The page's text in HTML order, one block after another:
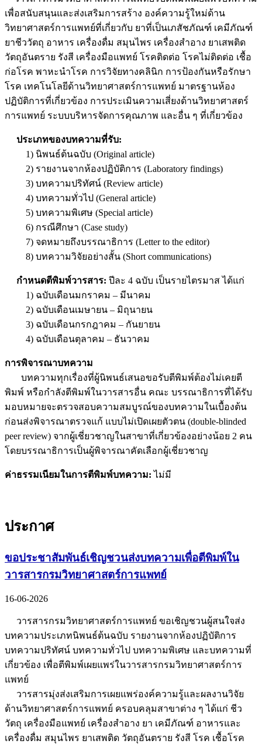
เพื่อสนับสนุนและส่งเสริมการสร้าง องค์ความรู้ใหม่ด้าน
วิทยาศาสตร์การแพทย์ที่เกี่ยวกับ ยาที่เป็นเภสัชภัณฑ์ เคมีภัณฑ์
ยาชีววัตถุ อาหาร เครื่องดื่ม สมุนไพร เครื่องสำอาง ยาเสพติด
วัตถุอันตราย รังสี เครื่องมือแพทย์ โรคติดต่อ โรคไม่ติดต่อ เชื้อ
ก่อโรค พาหะนำโรค การวิจัยทางคลินิก การป้องกันหรือรักษา
โรค เทคโนโลยีด้านวิทยาศาสตร์การแพทย์ มาตรฐานห้อง
ปฏิบัติการที่เกี่ยวข้อง การประเมินความเสี่ยงด้านวิทยาศาสตร์
การแพทย์ ระบบบริหารจัดการคุณภาพ และอื่น ๆ ที่เกี่ยวข้อง
ประเภทของบทความที่รับ:
1) นิพนธ์ต้นฉบับ (Original article)
2) รายงานจากห้องปฏิบัติการ (Laboratory findings)
3) บทความปริทัศน์ (Review article)
4) บทความทั่วไป (General article)
5) บทความพิเศษ (Special article)
6) กรณีศึกษา (Case study)
7) จดหมายถึงบรรณาธิการ (Letter to the editor)
8) บทความวิจัยอย่างสั้น (Short communications)
กำหนดตีพิมพ์วารสาร: ปีละ 4 ฉบับ เป็นรายไตรมาส ได้แก่
1) ฉบับเดือนมกราคม – มีนาคม
2) ฉบับเดือนเมษายน – มิถุนายน
3) ฉบับเดือนกรกฎาคม – กันยายน
4) ฉบับเดือนตุลาคม – ธันวาคม
การพิจารณาบทความ
บทความทุกเรื่องที่ผู้นิพนธ์เสนอขอรับตีพิมพ์ต้องไม่เคยตี
พิมพ์ หรือกำลังตีพิมพ์ในวารสารอื่น คณะ บรรณาธิการที่ได้รับ
มอบหมายจะตรวจสอบความสมบูรณ์ของบทความในเบื้องต้น
ก่อนส่งพิจารณาตรวจแก้ แบบไม่เปิดเผยตัวตน (double-blinded
peer review) จากผู้เชี่ยวชาญในสาขาที่เกี่ยวข้องอย่างน้อย 2 คน
โดยบรรณาธิการเป็นผู้พิจารณาคัดเลือกผู้เชี่ยวชาญ
ค่าธรรมเนียมในการตีพิมพ์บทความ: ไม่มี
ประกาศ
ขอประชาสัมพันธ์เชิญชวนส่งบทความเพื่อตีพิมพ์ใน
วารสารกรมวิทยาศาสตร์การแพทย์
16-06-2026
วารสารกรมวิทยาศาสตร์การแพทย์ ขอเชิญชวนผู้สนใจส่ง
บทความประเภทนิพนธ์ต้นฉบับ รายงานจากห้องปฏิบัติการ
บทความปริทัศน์ บทความทั่วไป บทความพิเศษ และบทความที่
เกี่ยวข้อง เพื่อตีพิมพ์เผยแพร่ในวารสารกรมวิทยาศาสตร์การ
แพทย์
วารสารมุ่งส่งเสริมการเผยแพร่องค์ความรู้และผลงานวิจัย
ด้านวิทยาศาสตร์การแพทย์ ครอบคลุมสาขาต่าง ๆ ได้แก่ ชีว
วัตถุ เครื่องมือแพทย์ เครื่องสำอาง ยา เคมีภัณฑ์ อาหารและ
เครื่องดื่ม สมุนไพร ยาเสพติด วัตถุอันตราย รังสี โรค เชื้อโรค